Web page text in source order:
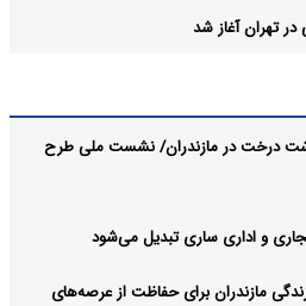
تهران آغاز شد
درخت در مازندران/ نشست ملی طرح
و اداری ساری تبدیل می‌شود
مازندران برای حفاظت از عرصه‌های